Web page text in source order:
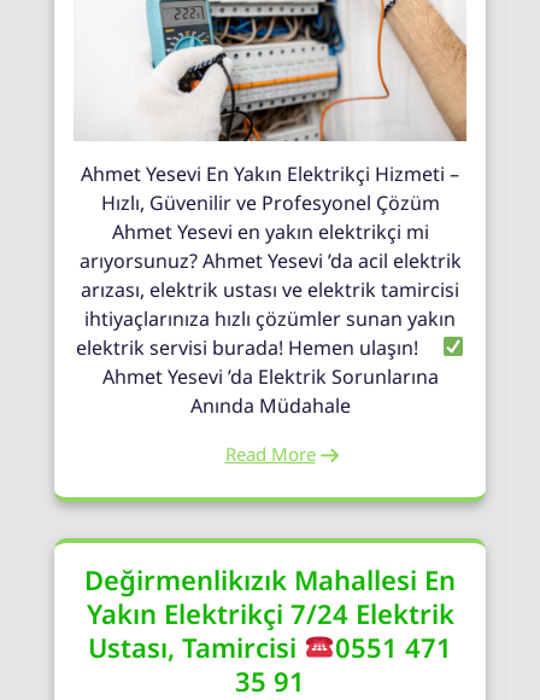
Ahmet Yesevi En Yakın Elektrikçi Hizmeti –
Hızlı, Güvenilir ve Profesyonel Çözüm
Ahmet Yesevi en yakın elektrikçi mi
arıyorsunuz? Ahmet Yesevi ’da acil elektrik
arızası, elektrik ustası ve elektrik tamircisi
ihtiyaçlarınıza hızlı çözümler sunan yakın
elektrik servisi burada! Hemen ulaşın!
Ahmet Yesevi ’da Elektrik Sorunlarına
Anında Müdahale
Read More
Değirmenlikızık Mahallesi En
Yakın Elektrikçi 7/24 Elektrik
Ustası, Tamircisi
0551 471
35 91